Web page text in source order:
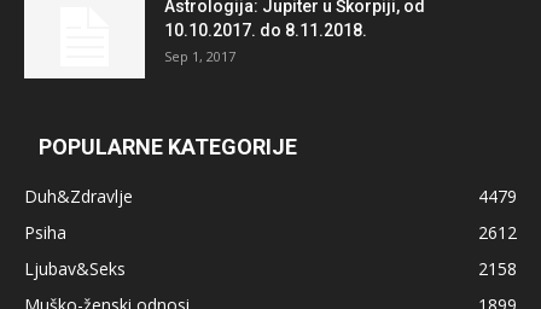
Astrologija: Jupiter u Škorpiji, od
10.10.2017. do 8.11.2018.
Sep 1, 2017
POPULARNE KATEGORIJE
Duh&Zdravlje
4479
Psiha
2612
Ljubav&Seks
2158